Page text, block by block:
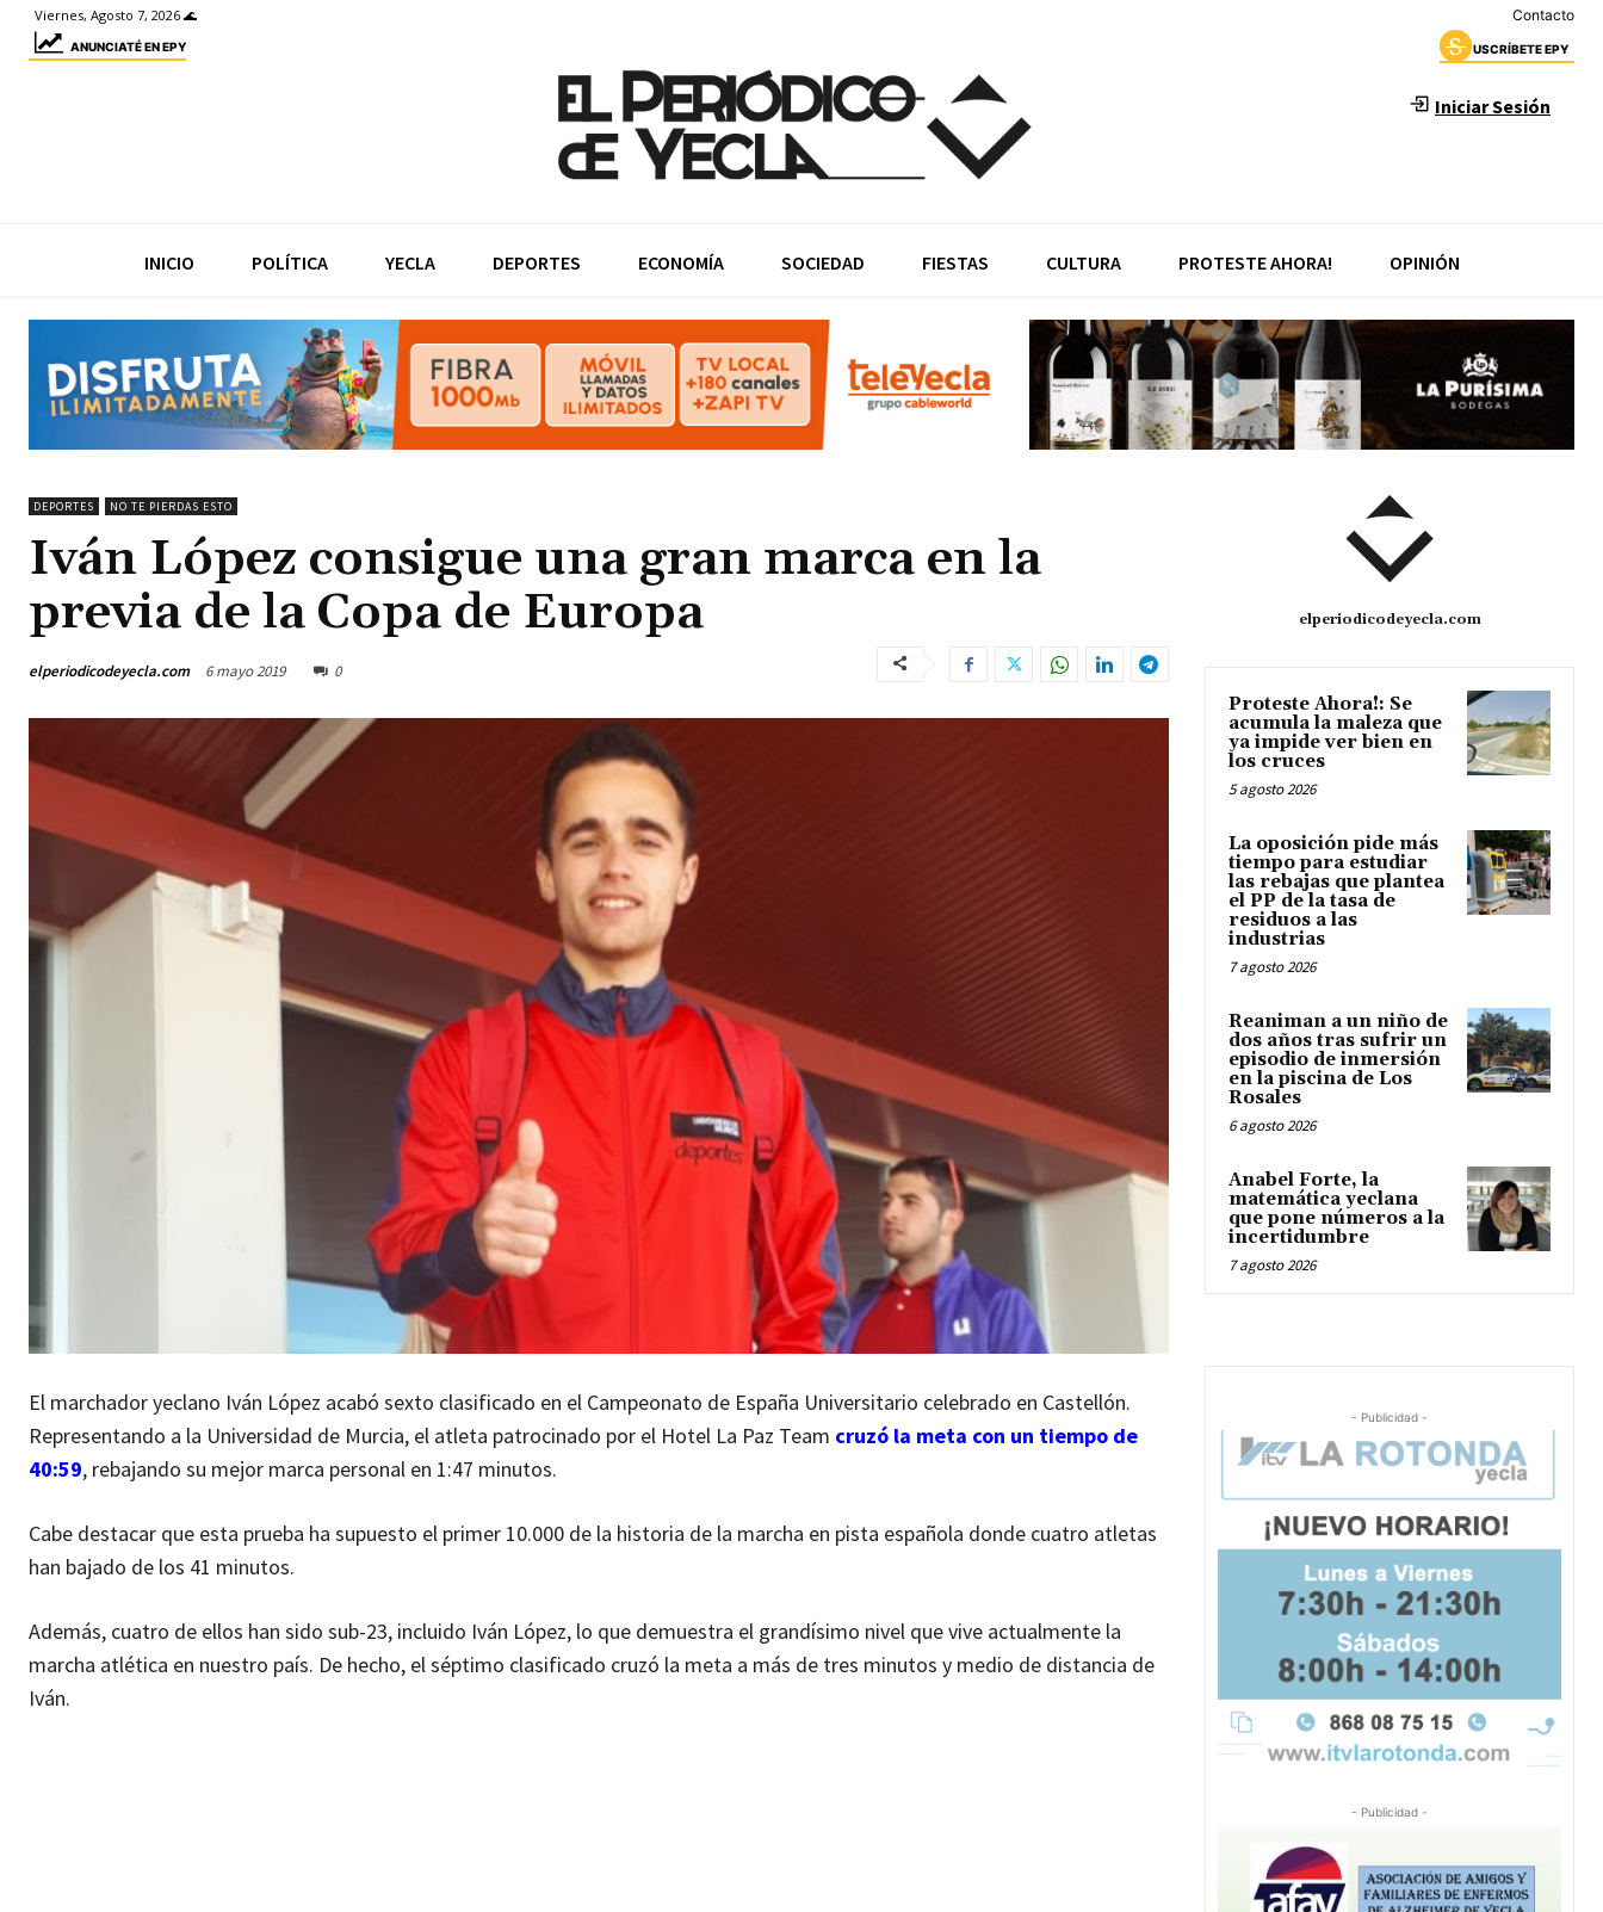
Viernes, Agosto 7, 2026 🌊 Contacto
ANUNCIATÉ EN EPY USCRÍBETE EPY
Iniciar Sesión
INICIO POLÍTICA YECLA DEPORTES ECONOMÍA SOCIEDAD FIESTAS CULTURA PROTESTE AHORA! OPINIÓN
DEPORTES NO TE PIERDAS ESTO
Iván López consigue una gran marca en la
previa de la Copa de Europa
elperiodicodeyecla.com 6 mayo 2019 0
El marchador yeclano Iván López acabó sexto clasificado en el Campeonato de España Universitario celebrado en Castellón.
Representando a la Universidad de Murcia, el atleta patrocinado por el Hotel La Paz Team cruzó la meta con un tiempo de
40:59, rebajando su mejor marca personal en 1:47 minutos.
Cabe destacar que esta prueba ha supuesto el primer 10.000 de la historia de la marcha en pista española donde cuatro atletas
han bajado de los 41 minutos.
Además, cuatro de ellos han sido sub-23, incluido Iván López, lo que demuestra el grandísimo nivel que vive actualmente la
marcha atlética en nuestro país. De hecho, el séptimo clasificado cruzó la meta a más de tres minutos y medio de distancia de
Iván.
elperiodicodeyecla.com
Proteste Ahora!: Se
acumula la maleza que
ya impide ver bien en
los cruces
5 agosto 2026
La oposición pide más
tiempo para estudiar
las rebajas que plantea
el PP de la tasa de
residuos a las
industrias
7 agosto 2026
Reaniman a un niño de
dos años tras sufrir un
episodio de inmersión
en la piscina de Los
Rosales
6 agosto 2026
Anabel Forte, la
matemática yeclana
que pone números a la
incertidumbre
7 agosto 2026
- Publicidad -
- Publicidad -